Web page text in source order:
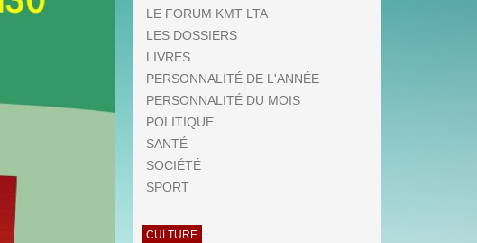
LE FORUM KMT LTA
LES DOSSIERS
LIVRES
PERSONNALITÉ DE L'ANNÉE
PERSONNALITÉ DU MOIS
POLITIQUE
SANTÉ
SOCIÉTÉ
SPORT
CULTURE